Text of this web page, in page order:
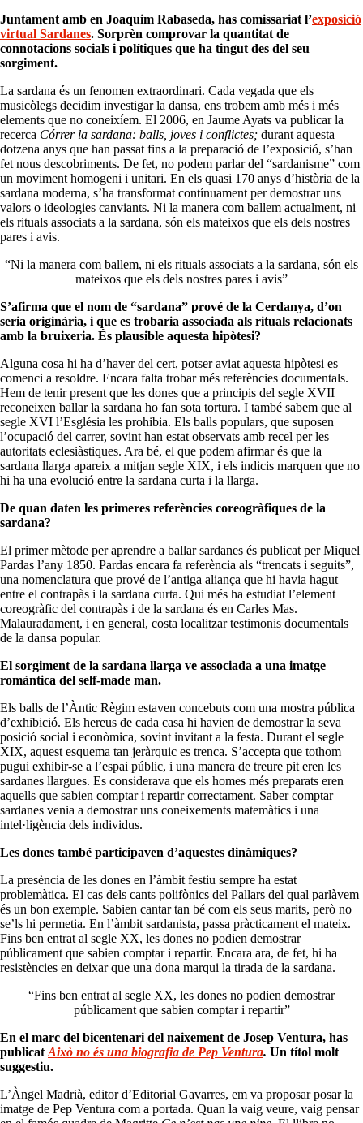
Juntament amb en Joaquim Rabaseda, has comissariat l’exposició
virtual Sardanes. Sorprèn comprovar la quantitat de
connotacions socials i polítiques que ha tingut des del seu
sorgiment.
La sardana és un fenomen extraordinari. Cada vegada que els
musicòlegs decidim investigar la dansa, ens trobem amb més i més
elements que no coneixíem. El 2006, en Jaume Ayats va publicar la
recerca Córrer la sardana: balls, joves i conflictes; durant aquesta
dotzena anys que han passat fins a la preparació de l’exposició, s’han
fet nous descobriments. De fet, no podem parlar del “sardanisme” com
un moviment homogeni i unitari. En els quasi 170 anys d’història de la
sardana moderna, s’ha transformat contínuament per demostrar uns
valors o ideologies canviants. Ni la manera com ballem actualment, ni
els rituals associats a la sardana, són els mateixos que els dels nostres
pares i avis.
“Ni la manera com ballem, ni els rituals associats a la sardana, són els
mateixos que els dels nostres pares i avis”
S’afirma que el nom de “sardana” prové de la Cerdanya, d’on
seria originària, i que es trobaria associada als rituals relacionats
amb la bruixeria. És plausible aquesta hipòtesi?
Alguna cosa hi ha d’haver del cert, potser aviat aquesta hipòtesi es
comenci a resoldre. Encara falta trobar més referències documentals.
Hem de tenir present que les dones que a principis del segle XVII
reconeixen ballar la sardana ho fan sota tortura. I també sabem que al
segle XVI l’Església les prohibia. Els balls populars, que suposen
l’ocupació del carrer, sovint han estat observats amb recel per les
autoritats eclesiàstiques. Ara bé, el que podem afirmar és que la
sardana llarga apareix a mitjan segle XIX, i els indicis marquen que no
hi ha una evolució entre la sardana curta i la llarga.
De quan daten les primeres referències coreogràfiques de la
sardana?
El primer mètode per aprendre a ballar sardanes és publicat per Miquel
Pardas l’any 1850. Pardas encara fa referència als “trencats i seguits”,
una nomenclatura que prové de l’antiga aliança que hi havia hagut
entre el contrapàs i la sardana curta. Qui més ha estudiat l’element
coreogràfic del contrapàs i de la sardana és en Carles Mas.
Malauradament, i en general, costa localitzar testimonis documentals
de la dansa popular.
El sorgiment de la sardana llarga ve associada a una imatge
romàntica del self-made man.
Els balls de l’Àntic Règim estaven concebuts com una mostra pública
d’exhibició. Els hereus de cada casa hi havien de demostrar la seva
posició social i econòmica, sovint invitant a la festa. Durant el segle
XIX, aquest esquema tan jeràrquic es trenca. S’accepta que tothom
pugui exhibir-se a l’espai públic, i una manera de treure pit eren les
sardanes llargues. Es considerava que els homes més preparats eren
aquells que sabien comptar i repartir correctament. Saber comptar
sardanes venia a demostrar uns coneixements matemàtics i una
intel·ligència dels individus.
Les dones també participaven d’aquestes dinàmiques?
La presència de les dones en l’àmbit festiu sempre ha estat
problemàtica. El cas dels cants polifònics del Pallars del qual parlàvem
és un bon exemple. Sabien cantar tan bé com els seus marits, però no
se’ls hi permetia. En l’àmbit sardanista, passa pràcticament el mateix.
Fins ben entrat al segle XX, les dones no podien demostrar
públicament que sabien comptar i repartir. Encara ara, de fet, hi ha
resistències en deixar que una dona marqui la tirada de la sardana.
“Fins ben entrat al segle XX, les dones no podien demostrar
públicament que sabien comptar i repartir”
En el marc del bicentenari del naixement de Josep Ventura, has
publicatAixò no és una biografia de Pep Ventura. Un títol molt
suggestiu.
L’Àngel Madrià, editor d’Editorial Gavarres, em va proposar posar la
imatge de Pep Ventura com a portada. Quan la vaig veure, vaig pensar